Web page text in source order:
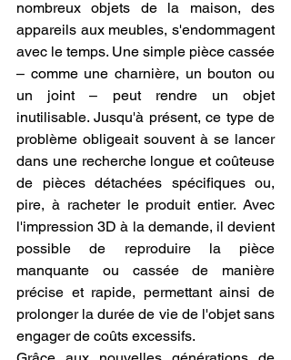
nombreux objets de la maison, des
appareils aux meubles, s'endommagent
avec le temps. Une simple pièce cassée
– comme une charnière, un bouton ou
un joint – peut rendre un objet
inutilisable. Jusqu'à présent, ce type de
problème obligeait souvent à se lancer
dans une recherche longue et coûteuse
de pièces détachées spécifiques ou,
pire, à racheter le produit entier. Avec
l'impression 3D à la demande, il devient
possible de reproduire la pièce
manquante ou cassée de manière
précise et rapide, permettant ainsi de
prolonger la durée de vie de l'objet sans
engager de coûts excessifs.